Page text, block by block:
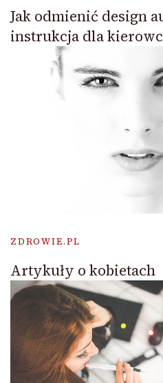
Jak odmienić design
instrukcja dla
ZDROWIE.PL
Artykuły o kobietach